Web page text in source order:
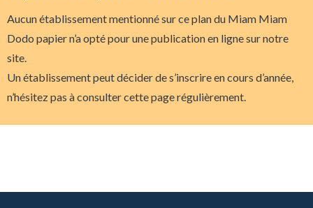
Aucun établissement mentionné sur ce plan du Miam Miam
Dodo papier n’a opté pour une publication en ligne sur notre
site.
Un établissement peut décider de s’inscrire en cours d’année,
n’hésitez pas à consulter cette page régulièrement.